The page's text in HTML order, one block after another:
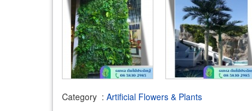
Category : Artificial Flowers & Plants